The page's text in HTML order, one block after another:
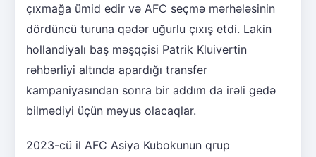
çıxmağa ümid edir və AFC seçmə mərhələsinin
dördüncü turuna qədər uğurlu çıxış etdi. Lakin
hollandiyalı baş məşqçisi Patrik Kluivertin
rəhbərliyi altında apardığı transfer
kampaniyasından sonra bir addım da irəli gedə
bilmədiyi üçün məyus olacaqlar.
2023-cü il AFC Asiya Kubokunun qrup